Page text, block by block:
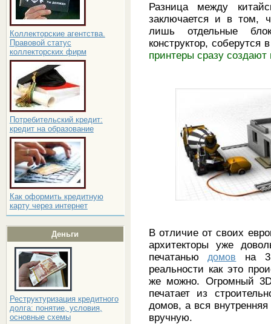
Коллекторские агентства.
Правовой статус
коллекторских фирм
Потребительский кредит:
кредит на образование
Как оформить кредитную
карту через интернет
Деньги
Реструктуризация кредитного
долга: понятие, условия,
основные схемы
Разница между
заключается и в том,
лишь отдельные
конструктор,
принтеры сразу
В отличие от своих
архитекторы уже
печатанью домов
на
реальности как это
же можно. Огромный
печатает из
домов, а вся
вручную.